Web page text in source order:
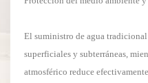
El suministro de agua tradicional
superficiales y subterráneas,
atmosférico reduce